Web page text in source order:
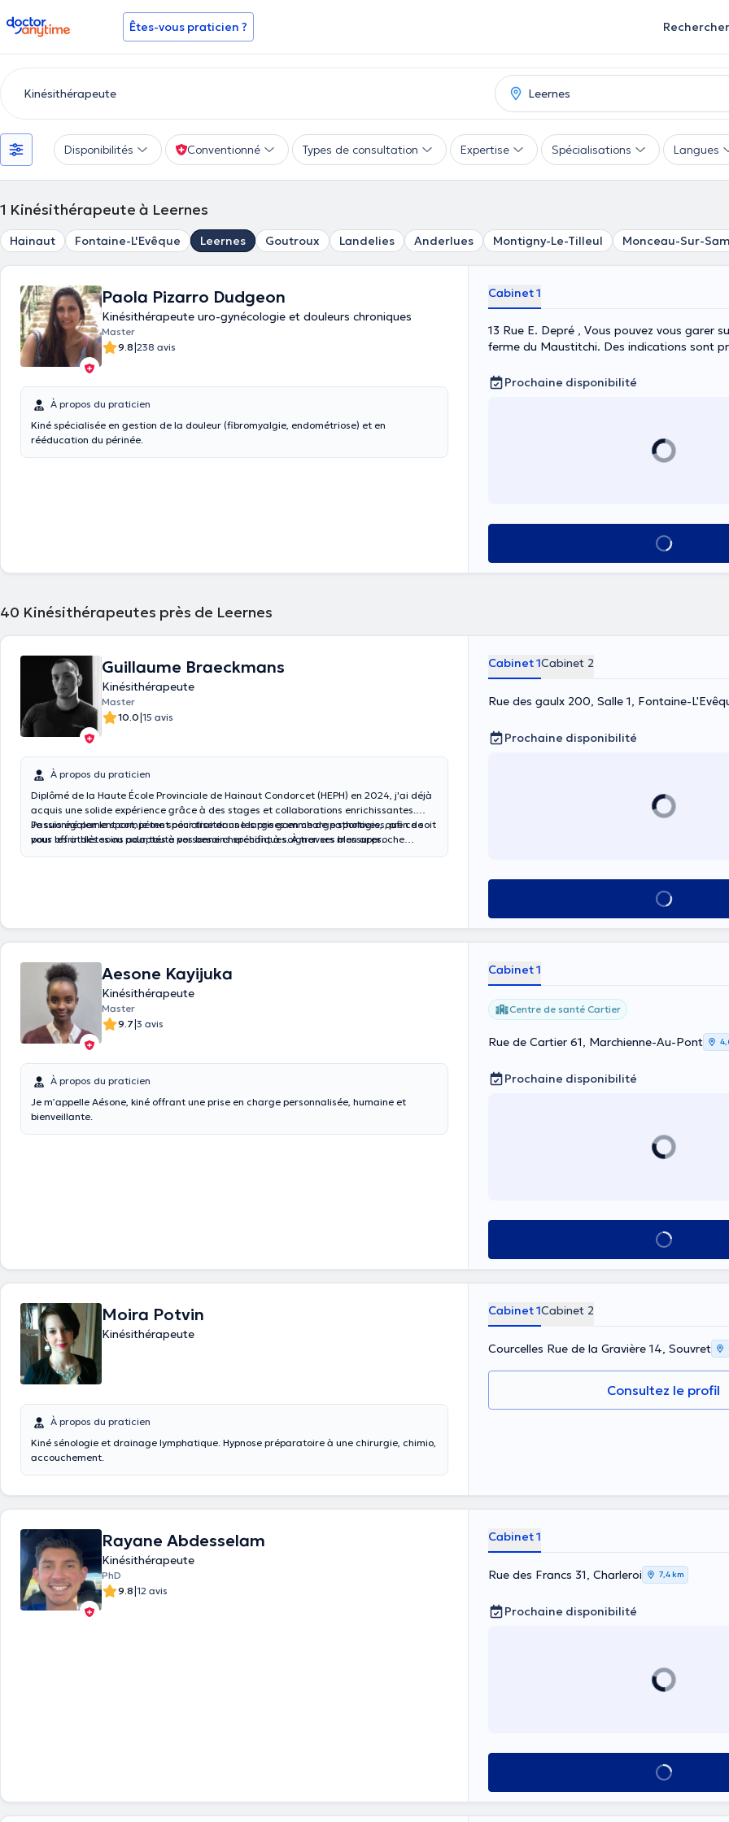
doctoranytime Êtes-vous praticien ? Rechercher
Disponibilités Conventionné Types de consultation Expertise Spécialisations Langues
1 Kinésithérapeute à Leernes
Hainaut Fontaine-L'Evêque Leernes Goutroux Landelies Anderlues Montigny-Le-Tilleul Monceau-Sur-
Paola Pizarro Dudgeon
Kinésithérapeute uro-gynécologie et douleurs chroniques
Master
9.8|238 avis
À propos du praticien
Kiné spécialisée en gestion de la douleur (fibromyalgie, endométriose) et en
rééducation du périnée.
Cabinet 1
13 Rue E. Depré , Vous pouvez vous garer
ferme du Maustitchi. Des indications sont
Prochaine disponibilité
Voir tout
40 Kinésithérapeutes près de Leernes
Guillaume Braeckmans
Kinésithérapeute
Master
10.0|15 avis
À propos du praticien
Diplômé de la Haute École Provinciale de Hainaut Condorcet (HEPH) en 2024, j'ai déjà
acquis une solide expérience grâce à des stages et collaborations enrichissantes.
Passionné par le sport, je me spécialise dans les prises en charge sportives, que ce soit
pour les athlètes ou pour toute personne cherchant à soigner ses blessures.
Je suis également compétent pour traiter une large gamme de pathologies, afin de
vous offrir des soins adaptés à vos besoins spécifiques. À travers mon approche
Cabinet 1Cabinet 2
Rue des gaulx 200, Salle 1, Fontaine-
Prochaine disponibilité
Voir tout
Aesone Kayijuka
Kinésithérapeute
Master
9.7|3 avis
À propos du praticien
Je m’appelle Aésone, kiné offrant une prise en charge personnalisée, humaine et
bienveillante.
Cabinet 1
Centre de santé Cartier
Rue de Cartier 61, Marchienne-Au-Pont
Prochaine disponibilité
Voir tout
Moira Potvin
Kinésithérapeute
À propos du praticien
Kiné sénologie et drainage lymphatique. Hypnose préparatoire à une chirurgie, chimio,
accouchement.
Cabinet 1Cabinet 2
Courcelles Rue de la Gravière 14, Souvret
Consultez le profil
Rayane Abdesselam
Kinésithérapeute
PhD
9.8|12 avis
Cabinet 1
Rue des Francs 31, Charleroi 7,4 km
Prochaine disponibilité
Voir tout